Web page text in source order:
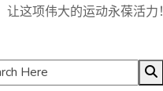
让这项伟大的运动永葆活力！